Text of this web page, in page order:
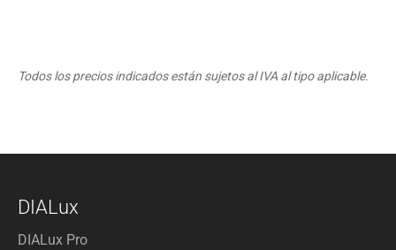
Todos los precios indicados están sujetos al IVA al tipo aplicable.
DIALux
DIALux Pro